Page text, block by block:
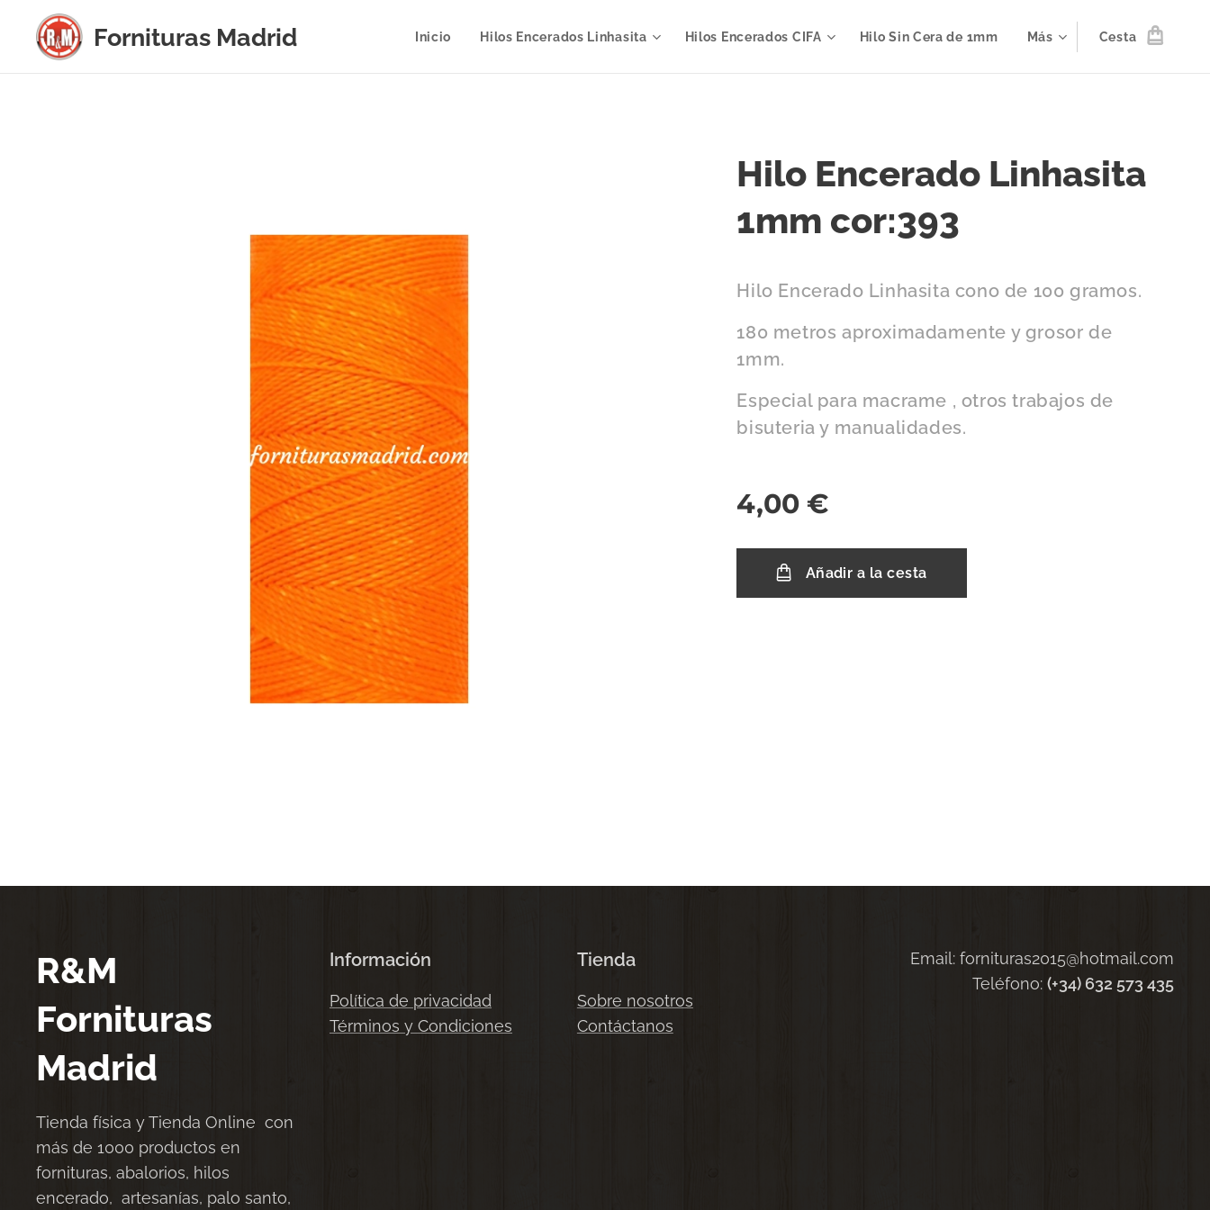
Fornituras Madrid Inicio Hilos Encerados Linhasita Hilos Encerados CIFA Hilo Sin Cera de 1mm Más Cesta
Hilo Encerado Linhasita
1mm cor:393
Hilo Encerado Linhasita cono de 100 gramos.
180 metros aproximadamente y grosor de
1mm.
Especial para macrame , otros trabajos de
bisuteria y manualidades.
4,00 €
Añadir a la cesta
R&M
Fornituras
Madrid
Tienda física y Tienda Online con
más de 1000 productos en
fornituras, abalorios, hilos
encerado, artesanías, palo santo,
Información
Política de privacidad
Términos y Condiciones
Tienda
Sobre nosotros
Contáctanos
Email: fornituras2015@hotmail.com
Teléfono: (+34) 632 573 435